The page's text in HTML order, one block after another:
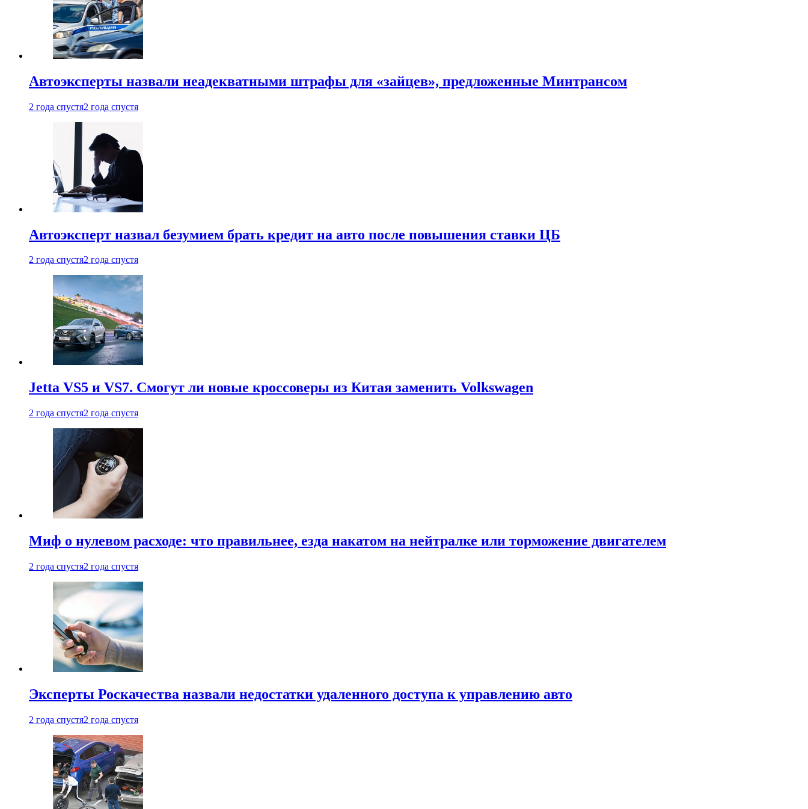
Автоэксперты назвали неадекватными штрафы для «зайцев», предложенные Минтрансом
2 года спустя2 года спустя
Автоэксперт назвал безумием брать кредит на авто после повышения ставки ЦБ
2 года спустя2 года спустя
Jetta VS5 и VS7. Смогут ли новые кроссоверы из Китая заменить Volkswagen
2 года спустя2 года спустя
Миф о нулевом расходе: что правильнее, езда накатом на нейтралке или торможение двигателем
2 года спустя2 года спустя
Эксперты Роскачества назвали недостатки удаленного доступа к управлению авто
2 года спустя2 года спустя